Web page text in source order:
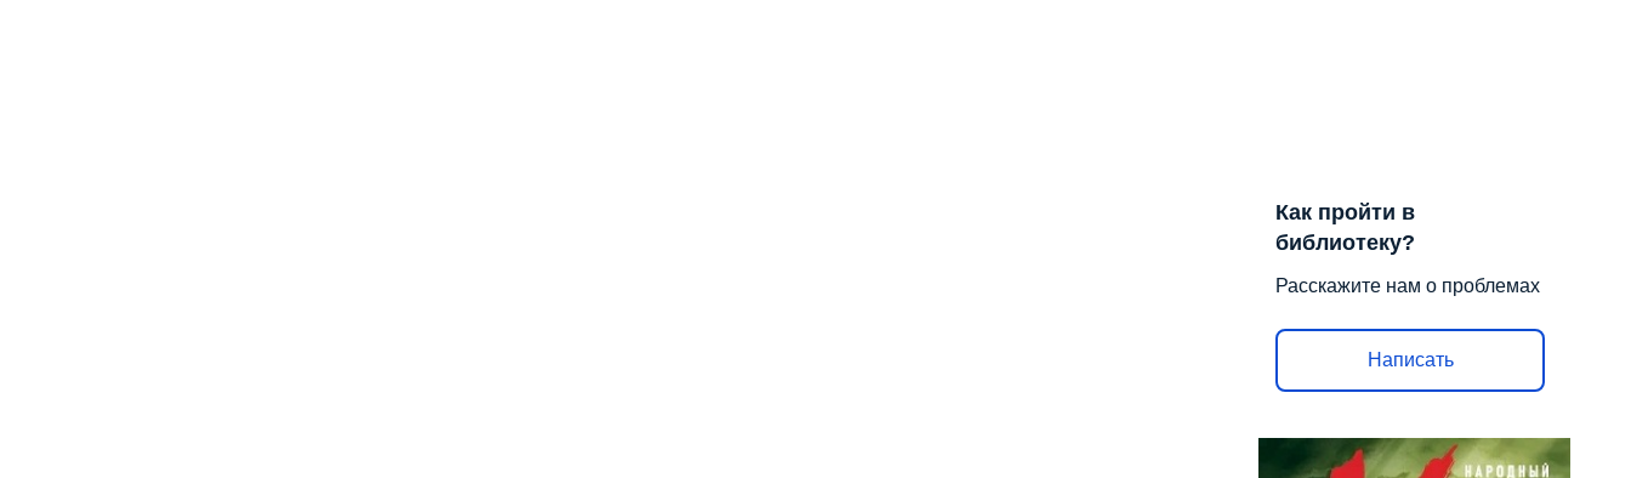
Как пройти в
библиотеку?
Расскажите нам о проблемах
Написать